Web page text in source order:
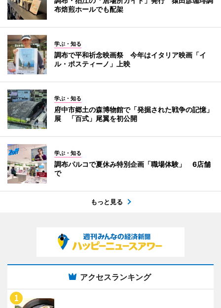
布焙煎ホールでも配架
学ぶ・知る
調布で平和祈念映画祭 今年はイタリア映画「イ
ル・ポスティーノ」上映
学ぶ・知る
府中市郷土の森博物館で「発掘された戦争の記憶」
展 「百式」尾翼を初公開
学ぶ・知る
調布パルコで夏休み特別企画「職場体験」 6店舗
で
もっと見る
アクセスランキング